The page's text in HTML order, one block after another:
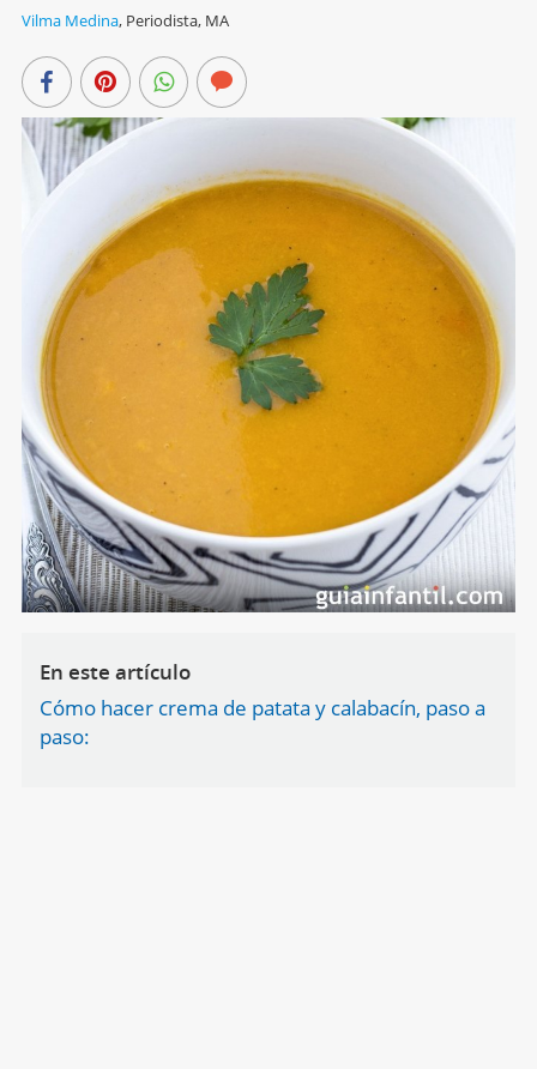
Vilma Medina, Periodista, MA
En este artículo
Cómo hacer crema de patata y calabacín, paso a
paso: